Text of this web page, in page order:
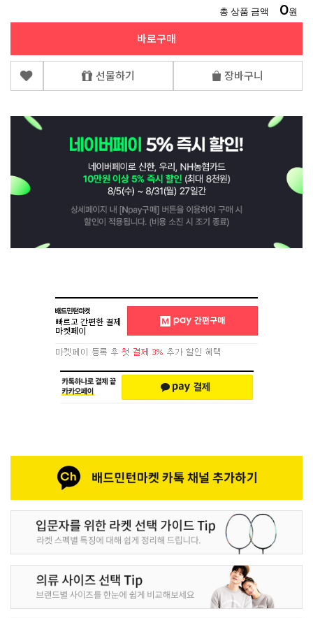
총 상품 금액 0원
바로구매
선물하기 장바구니